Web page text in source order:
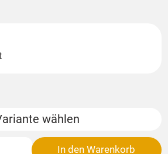
wählen
In den Warenkorb